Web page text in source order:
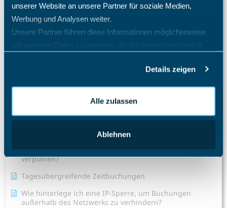
unserer Website an unsere Partner für soziale Medien,
Werbung und Analysen weiter.
Unsere Partner führen diese Informationen möglicherweise
mit weiteren Daten zusammen, die Sie ihnen bereitgestellt
Details zeigen
Alle zulassen
Ablehnen
Spesenrechner - Reisekostenmanager
Teamkalender - Gruppenkalender
Ein neues Projekt erstellen
Gibt es im TimO auch eine AI-Hilfe?
Kann ich in TimO meine Mitarbeiter in Schichten
verplanen?
Tagesübergreifende Zeitbuchungen
Wie hinterlege ich eine IP-Sperre, um Buchungen
außerhalb des Netzwerks zu verhindern?